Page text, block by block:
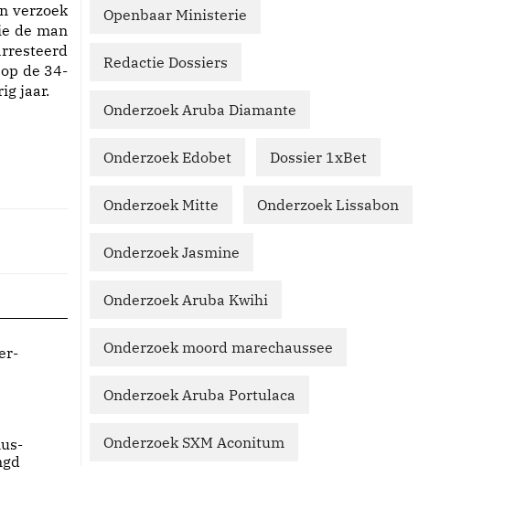
verzoek
de man
de 34-
jaar.
Openbaar Ministerie
Redactie Dossiers
Onderzoek Aruba Diamante
Onderzoek Edobet Dossier 1xBet
Onderzoek Mitte Onderzoek Lissabon
Onderzoek Jasmine
Onderzoek Aruba Kwihi
Onderzoek moord marechaussee
Onderzoek Aruba Portulaca
Onderzoek SXM Aconitum